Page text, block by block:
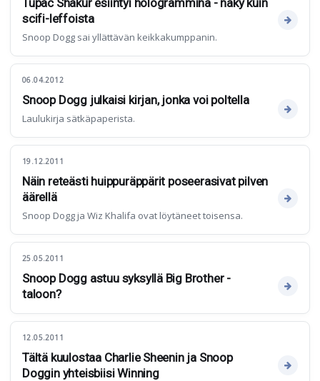
Tupac Shakur esiintyi hologrammina - näky kuin
scifi-leffoista
Snoop Dogg sai yllättävän keikkakumppanin.
06.04.2012
Snoop Dogg julkaisi kirjan, jonka voi poltella
Laulukirja sätkäpaperista.
19.12.2011
Näin reteästi huippuräppärit poseerasivat pilven
äärellä
Snoop Dogg ja Wiz Khalifa ovat löytäneet toisensa.
25.05.2011
Snoop Dogg astuu syksyllä Big Brother -
taloon?
12.05.2011
Tältä kuulostaa Charlie Sheenin ja Snoop
Doggin yhteisbiisi Winning